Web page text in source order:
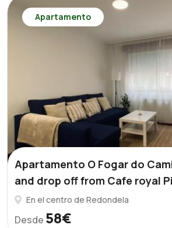
Apartamento
Apartamento O Fogar do
and drop off from Cafe royal
En el centro de Redondela
Desde 58€